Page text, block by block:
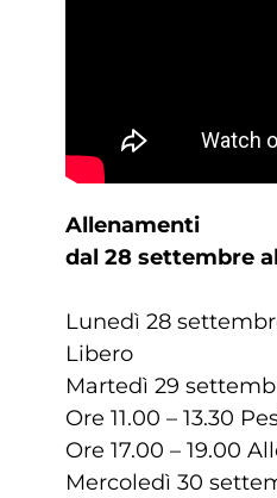
Allenamenti
dal 28 settembre
Lunedì 28
Libero
Martedì 29
Ore 11.00 – 13.30
Ore 17.00 – 19.00
Mercoledì 30